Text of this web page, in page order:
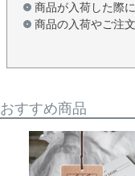
商品が入荷した際
商品の入荷やご注
おすすめ商品